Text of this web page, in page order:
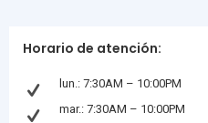
Horario de atención:
lun.: 7:30AM – 10:00PM
mar.: 7:30AM – 10:00PM